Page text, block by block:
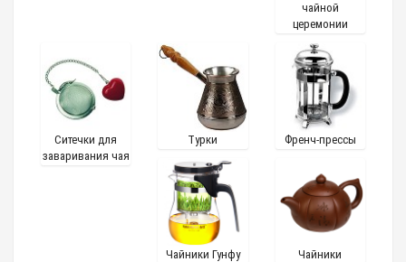
чайной
церемонии
Ситечки для
заваривания чая
Турки Френч-прессы
Чайники Гунфу Чайники